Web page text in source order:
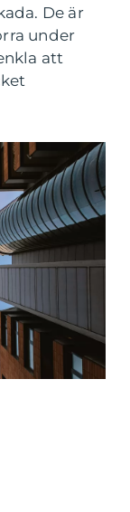
De är
under
att